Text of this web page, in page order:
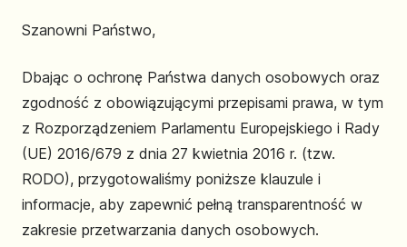
Szanowni Państwo,
Dbając o ochronę Państwa danych osobowych oraz
zgodność z obowiązującymi przepisami prawa, w tym
z Rozporządzeniem Parlamentu Europejskiego i Rady
(UE) 2016/679 z dnia 27 kwietnia 2016 r. (tzw.
RODO), przygotowaliśmy poniższe klauzule i
informacje, aby zapewnić pełną transparentność w
zakresie przetwarzania danych osobowych.